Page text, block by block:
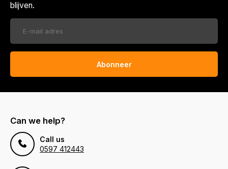
blijven.
Abonneer
Can we help?
Call us
0597 412443